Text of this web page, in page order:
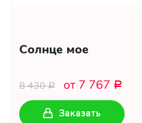
Солнце мое
8 430Р от 7 767 Р
Заказать